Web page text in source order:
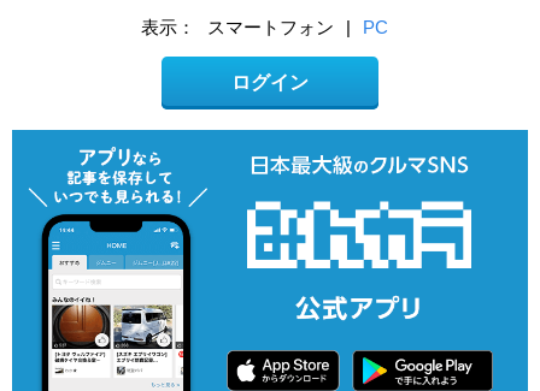
表示： スマートフォン | PC
ログイン